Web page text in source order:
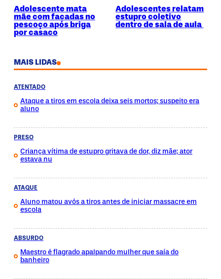
Adolescente mata
mãe com facadas no
pescoço após briga
por casaco
Adolescentes relatam
estupro coletivo
dentro de sala de aula
MAIS LIDAS
ATENTADO
Ataque a tiros em escola deixa seis mortos; suspeito era
aluno
PRESO
Criança vítima de estupro gritava de dor, diz mãe; ator
estava nu
ATAQUE
Aluno matou avós a tiros antes de iniciar massacre em
escola
ABSURDO
Maestro é flagrado apalpando mulher que saía do
banheiro